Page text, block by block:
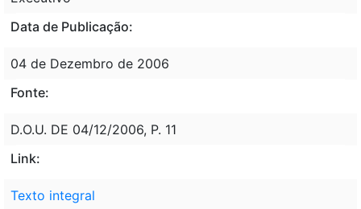
Data de Publicação:
04 de Dezembro de 2006
Fonte:
D.O.U. DE 04/12/2006, P. 11
Link:
Texto integral